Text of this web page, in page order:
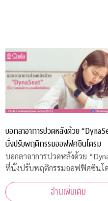
บอกลาอาการปวดหลังด้วย
นั่งปรับพฤติกรรมออฟฟิศซินโดรม
บอกลาอาการปวดหลังด้วย
ที่นั่งปรับพฤติกรรมออฟฟิศซินโ
อ่านเพิ่มเติม